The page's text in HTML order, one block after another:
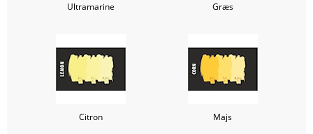
Ultramarine Græs
Citron Majs